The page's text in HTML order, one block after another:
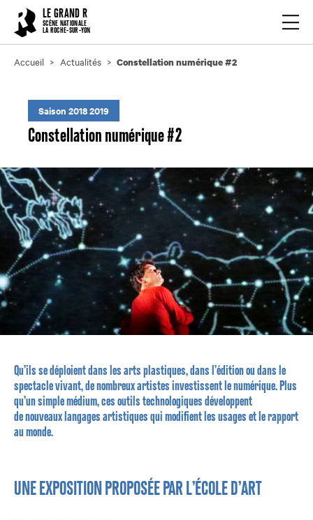
LE GRAND R
SCÈNE NATIONALE
LA ROCHE-SUR-YON
Accueil Actualités Constellation numérique #2
Saison 2018 2019
Constellation numérique #2
Qu’ils se déploient dans les arts plastiques, dans l’édition ou dans le
spectacle vivant, de nombreux artistes investissent le numérique. Plus
qu’un simple médium, ces outils technologiques développent
de nouveaux langages artistiques qui modifient les usages et le rapport
au monde.
UNE EXPOSITION PROPOSÉE PAR L’ÉCOLE D’ART
Cookies management panel